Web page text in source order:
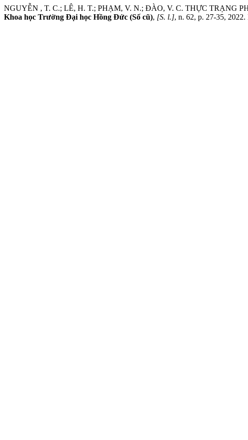
NGUYỄN , T. C.; LÊ, H. T.; PHẠM, V. N.; ĐÀO, V. C. THỰC TRẠNG
Khoa học Trường Đại học Hồng Đức (Số cũ), [S. l.], n. 62, p. 27-35,